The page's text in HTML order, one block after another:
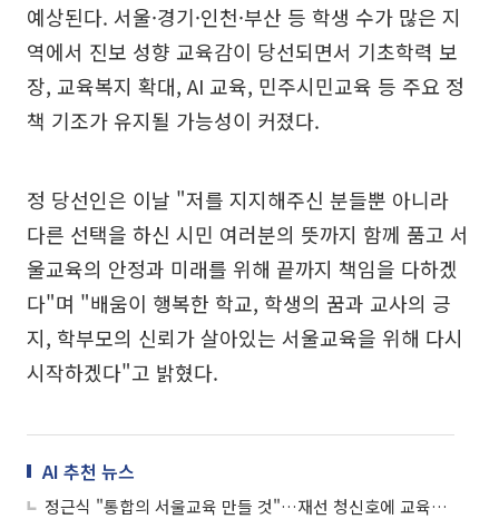
예상된다. 서울·경기·인천·부산 등 학생 수가 많은 지
역에서 진보 성향 교육감이 당선되면서 기초학력 보
장, 교육복지 확대, AI 교육, 민주시민교육 등 주요 정
책 기조가 유지될 가능성이 커졌다.
정 당선인은 이날 "저를 지지해주신 분들뿐 아니라
다른 선택을 하신 시민 여러분의 뜻까지 함께 품고 서
울교육의 안정과 미래를 위해 끝까지 책임을 다하겠
다"며 "배움이 행복한 학교, 학생의 꿈과 교사의 긍
지, 학부모의 신뢰가 살아있는 서울교육을 위해 다시
시작하겠다"고 밝혔다.
AI 추천 뉴스
정근식 "통합의 서울교육 만들 것"…재선 청신호에 교육복지 정책 탄력